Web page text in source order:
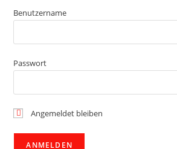
Benutzername
Passwort
Angemeldet bleiben